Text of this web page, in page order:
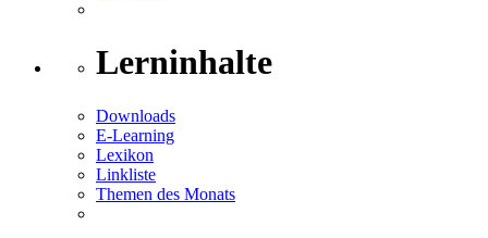
Lerninhalte
Downloads
E-Learning
Lexikon
Linkliste
Themen des Monats